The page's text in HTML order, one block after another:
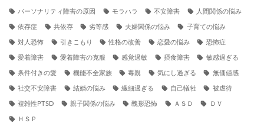
パーソナリティ障害の原因 モラハラ 不安障害 人間関係の悩み
依存症 共依存 劣等感 夫婦関係の悩み 子育ての悩み
対人恐怖 引きこもり 性格の改善 恋愛の悩み 恐怖症
愛着障害 愛着障害の克服 感覚過敏 摂食障害 敏感過ぎる
条件付きの愛 機能不全家族 毒親 気にし過ぎる 無価値感
社交不安障害 結婚の悩み 繊細過ぎる 自己犠牲 被虐待
複雑性PTSD 親子関係の悩み 醜形恐怖 ＡＳＤ ＤＶ
ＨＳＰ